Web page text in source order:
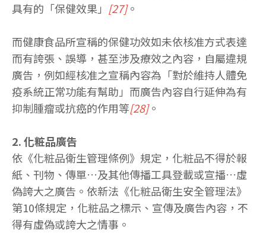
具有的「保健效果」 [27]。
而健康食品所宣稱的保健功效如未依核准方式表達
而有誇張、誤導，甚至涉及療效之內容，自屬違規
廣告，例如經核准之宣稱內容為「對於維持人體免
疫系統正常功能有幫助」而廣告內容自行延伸為有
抑制腫瘤或抗癌的作用等[28]。
2. 化粧品廣告
依《化粧品衛生管理條例》規定，化粧品不得於報
紙、刊物、傳單…及其他傳播工具登載或宣播…虛
偽誇大之廣告。依新法《化粧品衛生安全管理法》
第10條規定，化粧品之標示、宣傳及廣告內容，不
得有虛偽或誇大之情事。